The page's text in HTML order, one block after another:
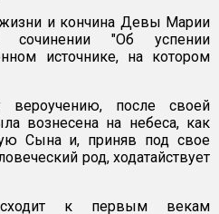
и кончина Девы Марии
"Об успении
источнике, на котором
вероучению, после своей
вознесена на небеса, как
Сына и, приняв под свое
род, ходатайствует
к первым векам